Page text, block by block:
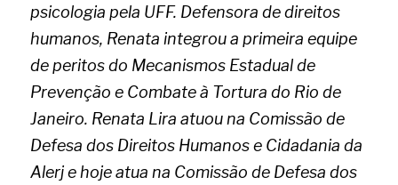
psicologia pela UFF. Defensora de direitos
humanos, Renata integrou a primeira equipe
de peritos do Mecanismos Estadual de
Prevenção e Combate à Tortura do Rio de
Janeiro. Renata Lira atuou na Comissão de
Defesa dos Direitos Humanos e Cidadania da
Alerj e hoje atua na Comissão de Defesa dos